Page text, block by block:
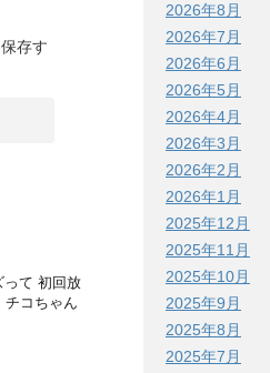
存す
て 初回放
チコちゃん
2026年8月
2026年7月
2026年6月
2026年5月
2026年4月
2026年3月
2026年2月
2026年1月
2025年12月
2025年11月
2025年10月
2025年9月
2025年8月
2025年7月